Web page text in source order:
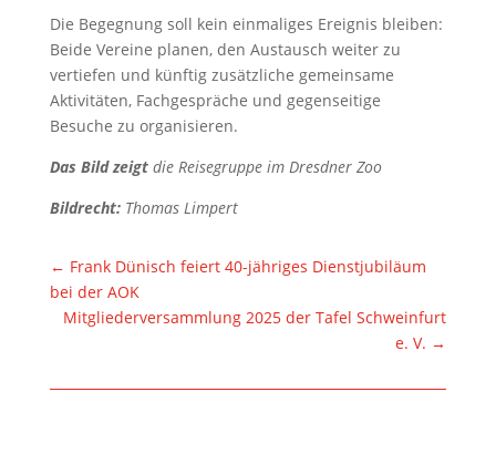
Die Begegnung soll kein einmaliges Ereignis bleiben:
Beide Vereine planen, den Austausch weiter zu
vertiefen und künftig zusätzliche gemeinsame
Aktivitäten, Fachgespräche und gegenseitige
Besuche zu organisieren.
Das Bild zeigtdie Reisegruppe im Dresdner Zoo
Bildrecht:Thomas Limpert
← Frank Dünisch feiert 40-jähriges Dienstjubiläum
bei der AOK
Mitgliederversammlung 2025 der Tafel Schweinfurt
e. V. →